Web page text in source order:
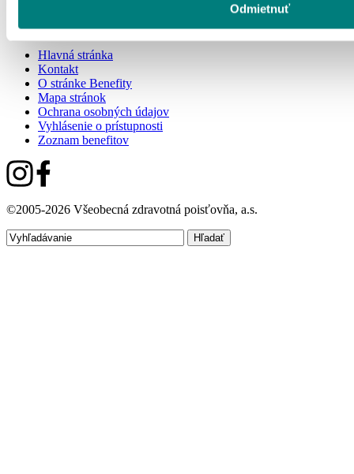
Odmietnuť
Hlavná stránka
Kontakt
O stránke Benefity
Mapa stránok
Ochrana osobných údajov
Vyhlásenie o prístupnosti
Zoznam benefitov
©2005-2026 Všeobecná zdravotná poisťovňa, a.s.
Hľadať